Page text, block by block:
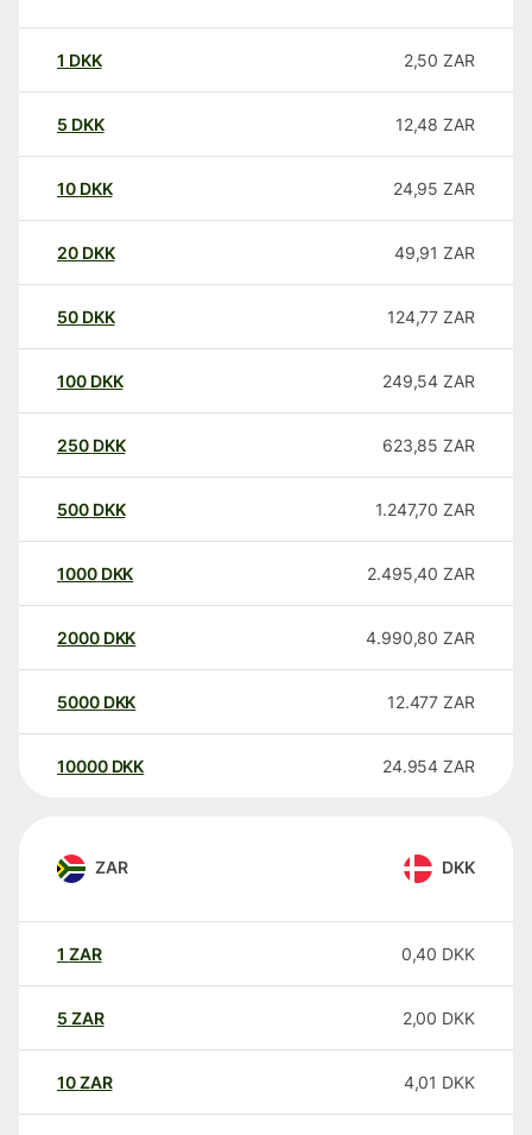
1 DKK 2,50 ZAR
5 DKK 12,48 ZAR
10 DKK 24,95 ZAR
20 DKK 49,91 ZAR
50 DKK 124,77 ZAR
100 DKK 249,54 ZAR
250 DKK 623,85 ZAR
500 DKK 1.247,70 ZAR
1000 DKK 2.495,40 ZAR
2000 DKK 4.990,80 ZAR
5000 DKK 12.477 ZAR
10000 DKK 24.954 ZAR
ZAR DKK
1 ZAR 0,40 DKK
5 ZAR 2,00 DKK
10ZAR 4,01 DKK